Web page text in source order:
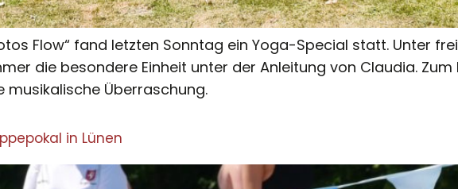
Flow“ fand letzten Sonntag ein Yoga-Special statt. Unter
die besondere Einheit unter der Anleitung von Claudia.
musikalische Überraschung.
in Lünen